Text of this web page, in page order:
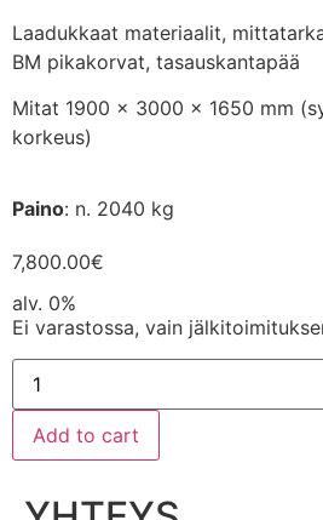
Laadukkaat materiaalit,
BM pikakorvat, tasauskantapää
Mitat 1900 x 3000 x 1650 mm
korkeus)
Paino: n. 2040 kg
7,800.00€
alv. 0%
Ei varastossa, vain
Add to cart